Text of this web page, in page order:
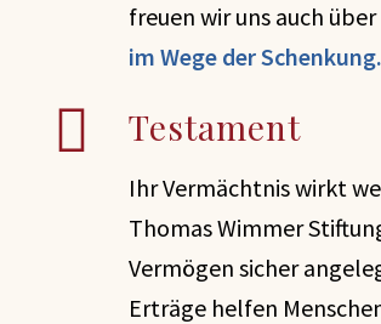
freuen wir uns auch über
im Wege der Schenkung.
Testament
Ihr Vermächtnis wirkt
Thomas Wimmer
Vermögen sicher
Erträge helfen